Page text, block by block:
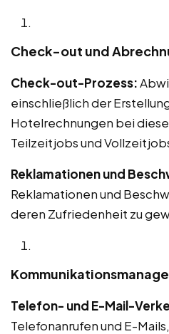
Check-out und
Check-out-Prozess:
einschließlich der
Hotelrechnungen bei
Teilzeitjobs und
Reklamationen und
Reklamationen und
deren Zufriedenheit zu
Telefon- und E-Mail-
Telefonanrufen und E-